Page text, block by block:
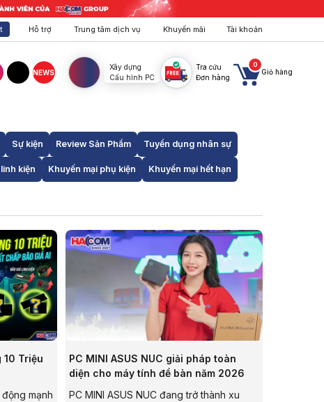
Hỗ trợ Trung tâm dịch vụ Khuyến mãi Tài khoản
TikTok
NEWS
Xây dựng
Cấu hình PC
Tra cứu
Đơn hàng
0
Giỏ hàng
Sự kiện Review Sản Phẩm Tuyển dụng nhân sự
kiện Khuyến mại phụ kiện Khuyến mại hết hạn
10 Triệu
mạnh
PC MINI ASUS NUC giải pháp toàn
diện cho máy tính để bàn năm 2026
PC MINI ASUS NUC đang trở thành xu